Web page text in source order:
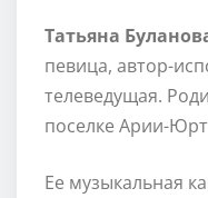
Татьяна
певица, автор-
телеведущая.
поселке Арии-
Ее музыкальная